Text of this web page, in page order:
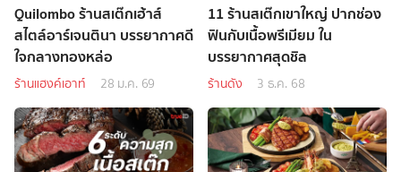
Quilombo ร้านสเต๊กเฮ้าส์
สไตล์อาร์เจนตินา บรรยากาศดี
ใจกลางทองหล่อ
ร้านแฮงค์เอาท์ 28 ม.ค. 69
11 ร้านสเต๊กเขาใหญ่ ปากช่อง
ฟินกับเนื้อพรีเมียม ใน
บรรยากาศสุดชิล
ร้านดัง 3 ธ.ค. 68